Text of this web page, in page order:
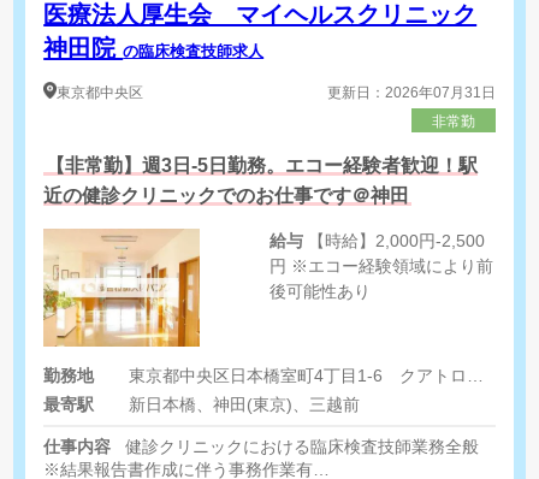
医療法人厚生会 マイヘルスクリニック
神田院の臨床検査技師求人
東京都中央区
更新日：2026年07月31日
非常勤
【非常勤】週3日-5日勤務。エコー経験者歓迎！駅
近の健診クリニックでのお仕事です＠神田
給与
円 ※エコー経験領域により前
後可能性あり
勤務地
最寄駅
新日本橋、神田(東京)、三越前
仕事内容
健診クリニックにおける臨床検査技師業務全般
※結果報告書作成に伴う事務作業有